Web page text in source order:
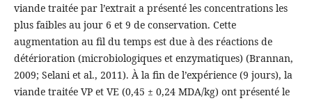
viande traitée par l’extrait a présenté les concentrations les
plus faibles au jour 6 et 9 de conservation. Cette
augmentation au fil du temps est due à des réactions de
détérioration (microbiologiques et enzymatiques) (Brannan,
2009; Selani et al., 2011). À la fin de l’expérience (9 jours), la
viande traitée VP et VE (0,45 ± 0,24 MDA/kg) ont présenté le